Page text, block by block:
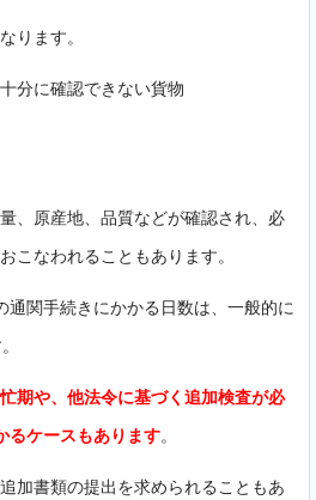
ります。
分に確認できない貨物
、原産地、品質などが確認され、必
こなわれることもあります。
関手続きにかかる日数は、一般的に
期や、他法令に基づく追加検査が必
るケースもあります。
加書類の提出を求められることもあ